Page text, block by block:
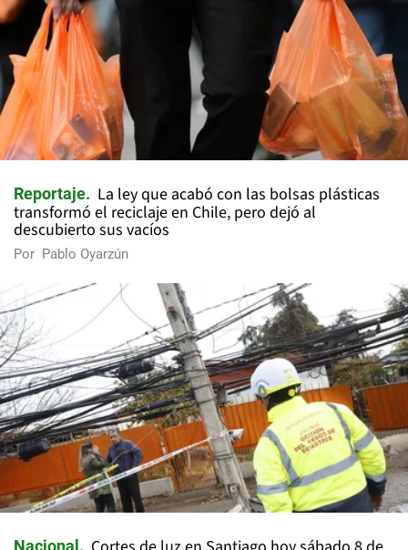
Reportaje
La ley que acabó con las bolsas plásticas
transformó el reciclaje en Chile, pero dejó al
descubierto sus vacíos
Por Pablo Oyarzún
Nacional